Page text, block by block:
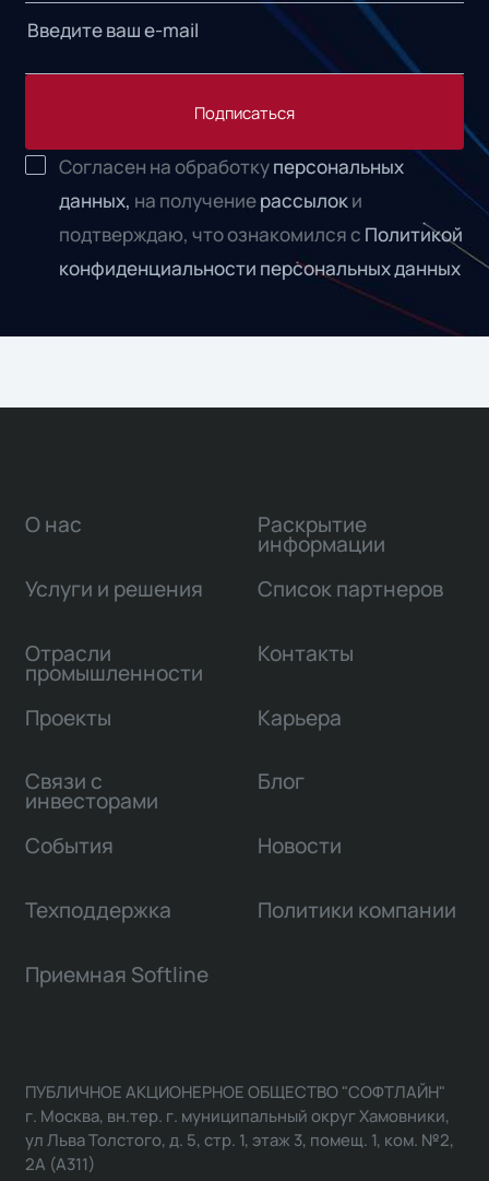
Подписаться
Согласен на обработкуперсональных
данных, на получениерассылоки
подтверждаю, что ознакомился с Политикой
конфиденциальности персональных данных
О нас
Услуги и решения
Отрасли
промышленности
Проекты
Связи с
инвесторами
Раскрытие
информации
Список партнеров
Контакты
Карьера
Блог
События Новости
Техподдержка Политики компании
Приемная Softline
ПУБЛИЧНОЕ АКЦИОНЕРНОЕ ОБЩЕСТВО "СОФТЛАЙН"
г. Москва, вн.тер. г. муниципальный округ Хамовники,
ул Льва Толстого, д. 5, стр. 1, этаж 3, помещ. 1, ком. №2,
2А (А311)